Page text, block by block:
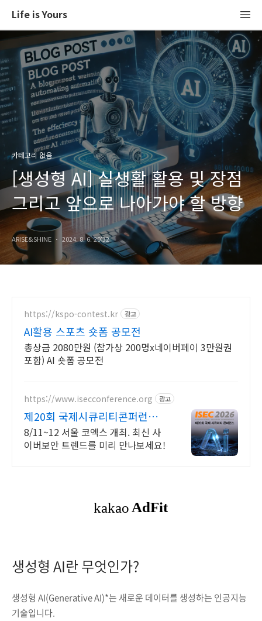
Life is Yours
카테고리 없음
[생성형 AI] 실생활 활용 및 장점
그리고 앞으로 나아가야 할 방향
ARISE&SHINE 2024. 8. 6. 20:32
https://kspo-contest.kr 광고
AI활용 스포츠 숏폼 공모전
총상금 2080만원 (참가상 200명x네이버페이 3만원권
포함) AI 숏폼 공모전
https://www.isecconference.org 광고
제20회 국제시큐리티콘퍼런스
ISEC 2026
8/11~12 서울 코엑스 개최. 최신 사
이버보안 트렌드를 미리 만나보세요!
생성형 AI란 무엇인가?
생성형 AI(Generative AI)*는 새로운 데이터를 생성하는 인공지능
기술입니다.